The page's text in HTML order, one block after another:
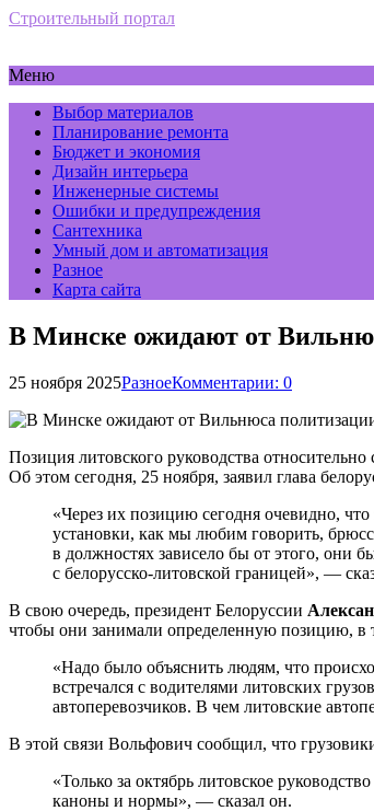
Строительный портал
Меню
Выбор материалов
Планирование ремонта
Бюджет и экономия
Дизайн интерьера
Инженерные системы
Ошибки и предупреждения
Сантехника
Умный дом и автоматизация
Разное
Карта сайта
В Минске ожидают от
25 ноября 2025РазноеКомментарии: 0
Позиция литовского руководства
Об этом сегодня, 25 ноября, заявил глава
«Через их позицию сегодня очевидно,
установки, как мы любим говорить,
в должностях зависело бы от этого, они
с белорусско-литовской границей», —
В свою очередь, президент Белоруссии
чтобы они занимали определенную позицию, в
«Надо было объяснить людям, что
встречался с водителями литовских
автоперевозчиков. В чем литовские
В этой связи Вольфович сообщил, что
«Только за октябрь литовское
каноны и нормы», — сказал он.